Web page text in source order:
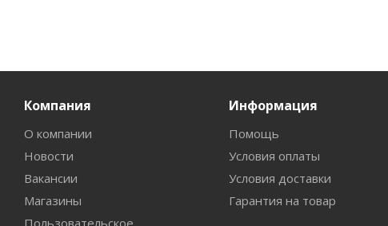
Компания
О компании
Новости
Вакансии
Магазины
Пользовательское
Информация
Помощь
Условия оплаты
Условия доставки
Гарантия на товар